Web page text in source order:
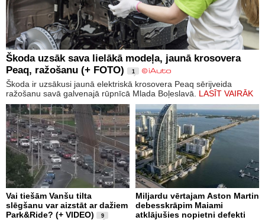
Škoda uzsāk sava lielākā modeļa, jaunā krosovera
Peaq, ražošanu (+ FOTO)
1
Škoda ir uzsākusi jaunā elektriskā krosovera Peaq sērijveida
ražošanu savā galvenajā rūpnīcā Mlada Boļeslavā. LASĪT VAIRĀK
Vai tiešām Vanšu tilta
slēgšanu var aizstāt ar dažiem
Park&Ride? (+ VIDEO)
9
Miljardu vērtajam Aston Martin
debesskrāpim Maiami
atklājušies nopietni defekti